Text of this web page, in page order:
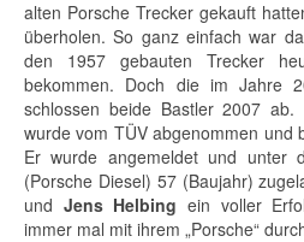
alten Porsche Trecker gekauft
überholen. So ganz einfach war
den 1957 gebauten Trecker
bekommen. Doch die im Jahre
schlossen beide Bastler 2007
wurde vom TÜV abgenommen und
Er wurde angemeldet und unter
(Porsche Diesel) 57 (Baujahr)
und Jens Helbing ein voller
immer mal mit ihrem „Porsche“